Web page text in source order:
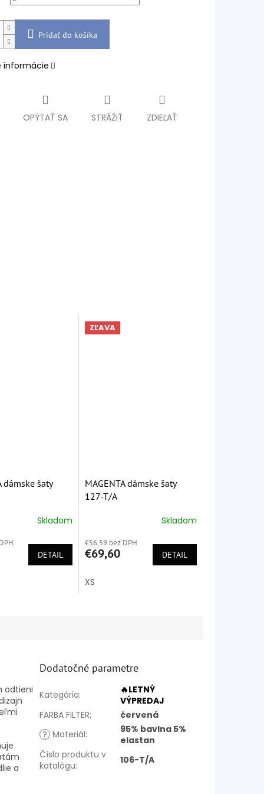
Pridať do košíka
informácie
OPÝTAŤ SA STRÁŽIŤ ZDIEĽAŤ
dámske šaty
Skladom
DETAIL
ZĽAVA
MAGENTA dámske šaty
127-T/A
produktu
je
z
Skladom
€56,59 bez DPH
€69,60 DETAIL
XS
odtieni
a
Dodatočné parametre
Kategória:
🔥LETNÝ
VÝPREDAJ
FARBA FILTER:
červená
? Materiál:
95% bavlna 5%
elastan
Číslo produktu v
katalógu: 106-T/A